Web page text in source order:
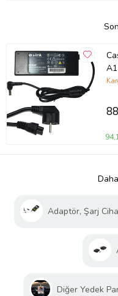
Adaptör, Şarj
Diğer Yedek